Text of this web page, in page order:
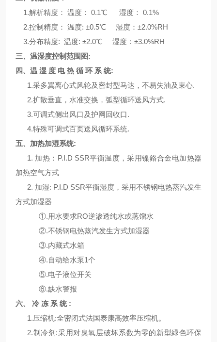
1.解析精度： 温度： 0.1℃ 湿度： 0.1%
2.控制精度： 温度: ±0.5℃ 湿度：±2.0%RH
3.分布精度: 温度: ±2.0℃ 湿度：±3.0%RH
三、温湿度控制范围图:
四、温 湿 度 电 热 循 环 系 统:
1.采多翼离心式风轮及密封型马达，不易失油及束心.
2.扩散垂直，水准交换，弧型循环送风方式.
3.可调式侧出风口及护网回收口.
4.特殊可调式百页送风循环系统.
五、加热加湿系统:
1. 加热 ：P.I.D SSR平衡温度，采用镍鉻合金电加热器
加热空气方式
2. 加湿: P.I.D SSR平衡湿度， 采用不锈钢电热蒸汽发生
方式加湿器
①.用水要求RO逆渗透纯水或蒸馏水
②.不锈钢电热蒸汽发生方式加湿器
③.内藏式水箱
④.自动给水泵1个
⑤.电子液位开关
⑥.缺水警报
六、
冷 冻 系 统:
1.压缩机:全密闭式法国泰康高效率压缩机。
2.制冷剂:采用对臭氧层破坏系数为零的新型緑色环保